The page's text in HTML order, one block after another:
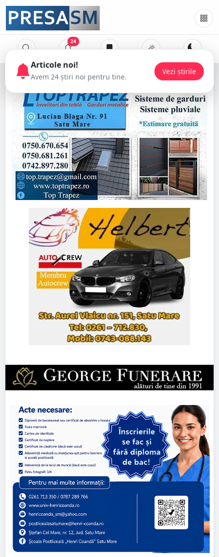
24
Articole noi!
Avem 24 știri noi pentru tine.
Vezi știrile